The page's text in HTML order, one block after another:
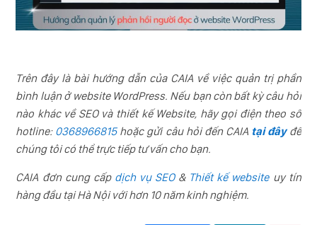
Trên đây là bài hướng dẫn của CAIA về việc quản trị phần
bình luận ở website WordPress. Nếu bạn còn bất kỳ câu hỏi
nào khác về SEO và thiết kế Website, hãy gọi điện theo số
hotline: 0368966815 hoặc gửi câu hỏi đến CAIA tại đâyđể
chúng tôi có thể trực tiếp tư vấn cho bạn.
CAIA đơn cung cấp dịch vụ SEO& Thiết kế websiteuy tín
hàng đầu tại Hà Nội với hơn 10 năm kinh nghiệm.